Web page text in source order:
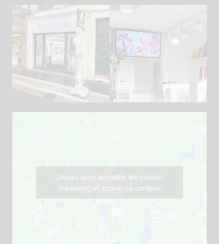
Cliquez pour accepter les cookies
marketing et activer ce contenu